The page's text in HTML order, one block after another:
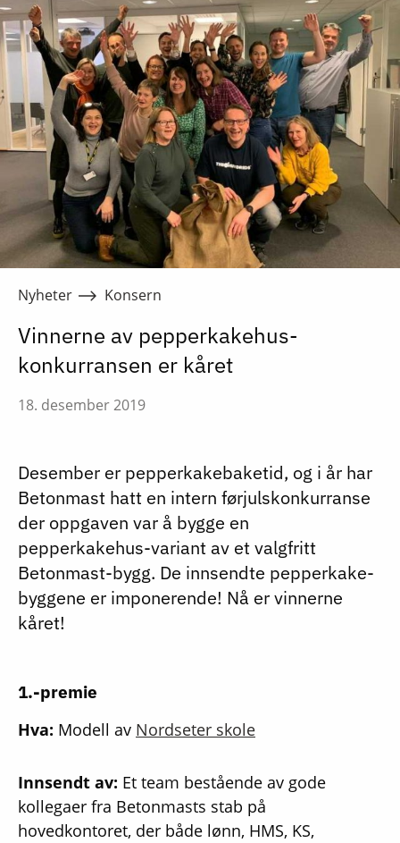
Nyheter Konsern
Vinnerne av pepperkakehus-
konkurransen er kåret
18. desember 2019
Desember er pepperkakebaketid, og i år har
Betonmast hatt en intern førjulskonkurranse
der oppgaven var å bygge en
pepperkakehus-variant av et valgfritt
Betonmast-bygg. De innsendte pepperkake-
byggene er imponerende! Nå er vinnerne
kåret!
1.-premie
Hva: Modell av Nordseter skole
Innsendt av: Et team bestående av gode
kollegaer fra Betonmasts stab på
hovedkontoret, der både lønn, HMS, KS,